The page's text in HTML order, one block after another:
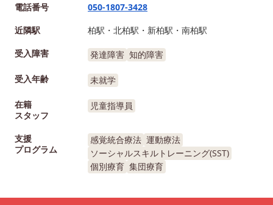
電話番号
050-1807-3428
近隣駅
柏駅・北柏駅・新柏駅・南柏駅
受入障害
発達障害 知的障害
受入年齢 未就学
在籍
スタッフ
児童指導員
支援
プログラム
感覚統合療法 運動療法
ソーシャルスキルトレーニング(SST)
個別療育 集団療育